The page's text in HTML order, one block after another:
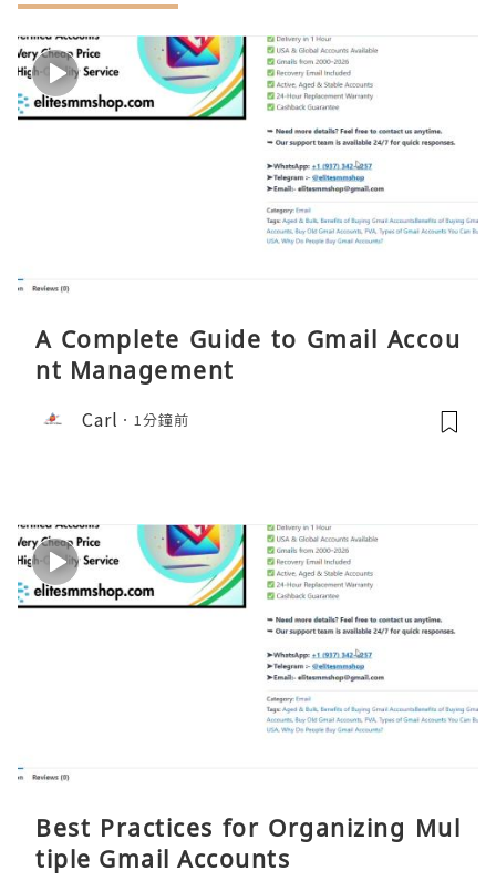
A Complete Guide to Gmail Accou
nt Management
Carl 1分鐘前
Best Practices for Organizing Mul
tiple Gmail Accounts